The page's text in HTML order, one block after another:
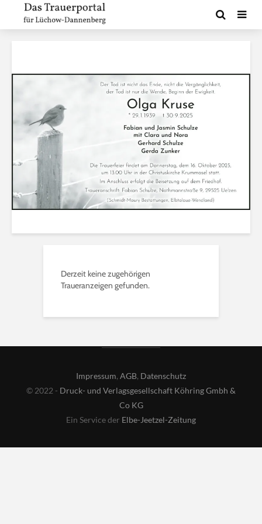
Derzeit keine zugehörigen
Traueranzeigen gefunden.
Impressum, AGB, Datenschutz
© 2022 - Druck- und Verlagsgesellschaft Köhring Gmbh &
Co KG
Ein Service der Elbe-Jeetzel-Zeitung